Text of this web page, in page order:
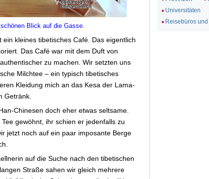
Blick auf die Gasse.
kleines tibetisches Café. Das eigentlich
Das Café war mit dem Duft von
zu machen. Wir setzten uns
Milchtee – ein typisch tibetisches
Kleidung mich an das Kesa der Lama-
Getränk.
Chinesen doch eher etwas seltsame.
gewöhnt, ihr schien er jedenfalls zu
jetzt noch auf ein paar imposante Berge
auf die Suche nach den tibetischen
Straße sahen wir gleich mehrere